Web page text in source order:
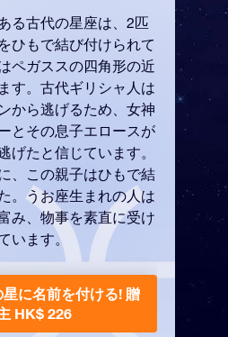
る古代の星座は、2匹
ひもで結び付けられて
ペガススの四角形の近
す。古代ギリシャ人は
から逃げるため、女神
とその息子エロースが
げたと信じています。
、この親子はひもで結
。うお座生まれの人は
み、物事を素直に受け
います。
に名前を付ける! 贈
HK$ 226